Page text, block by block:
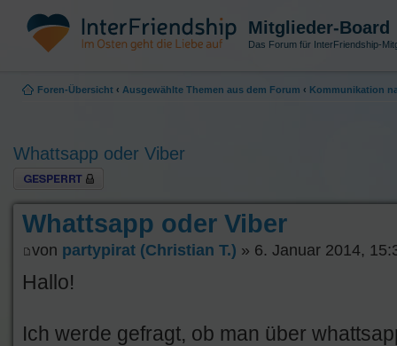
Mitglieder-Board
Das Forum für InterFriendship-
Foren-Übersicht ‹ Ausgewählte Themen aus dem Forum ‹ Kommunikation
Whattsapp oder Viber
Thema gesperrt
Whattsapp oder Viber
von partypirat (Christian T.) » 6. Januar 2014,
Hallo!
Ich werde gefragt, ob man über